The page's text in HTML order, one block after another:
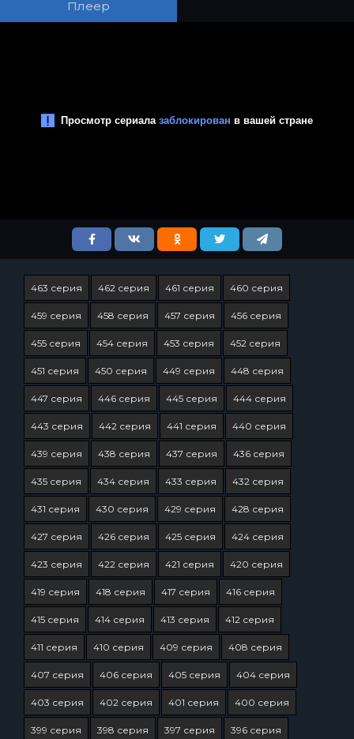
Плеер
463 серия 462 серия 461 серия 460 серия
459 серия 458 серия 457 серия 456 серия
455 серия 454 серия 453 серия 452 серия
451 серия 450 серия 449 серия 448 серия
447 серия 446 серия 445 серия 444 серия
443 серия 442 серия 441 серия 440 серия
439 серия 438 серия 437 серия 436 серия
435 серия 434 серия 433 серия 432 серия
431 серия 430 серия 429 серия 428 серия
427 серия 426 серия 425 серия 424 серия
423 серия 422 серия 421 серия 420 серия
419 серия 418 серия 417 серия 416 серия
415 серия 414 серия 413 серия 412 серия
411 серия 410 серия 409 серия 408 серия
407 серия 406 серия 405 серия 404 серия
403 серия 402 серия 401 серия 400 серия
399 серия 398 серия 397 серия 396 серия